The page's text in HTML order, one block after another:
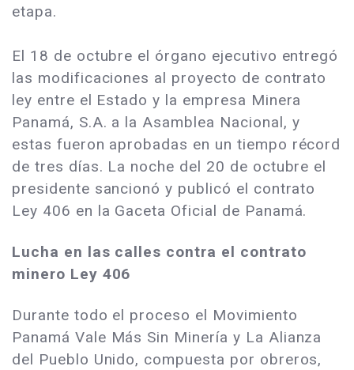
etapa.
El 18 de octubre el órgano ejecutivo entregó
las modificaciones al proyecto de contrato
ley entre el Estado y la empresa Minera
Panamá, S.A. a la Asamblea Nacional, y
estas fueron aprobadas en un tiempo récord
de tres días. La noche del 20 de octubre el
presidente sancionó y publicó el contrato
Ley 406 en la Gaceta Oficial de Panamá.
Lucha en las calles contra el contrato
minero Ley 406
Durante todo el proceso el Movimiento
Panamá Vale Más Sin Minería y La Alianza
del Pueblo Unido, compuesta por obreros,